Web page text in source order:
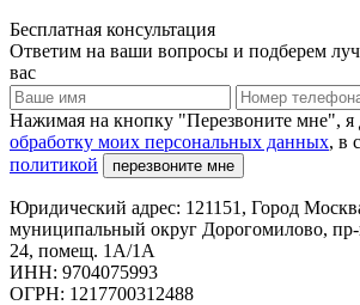
Бесплатная консультация
Ответим на ваши вопросы и подберем
вас
Нажимая на кнопку "Перезвоните мне", я
обработку моих персональных данных, в
политикой
перезвоните мне
Юридический адрес: 121151, Город
муниципальный округ Дорогомилово, пр-
24, помещ. 1А/1А
ИНН: 9704075993
ОГРН: 1217700312488